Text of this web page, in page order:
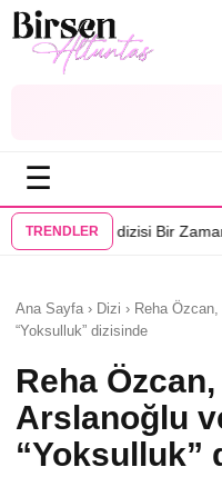
☰
TRENDLER
Bir Zamanlar Çukurova’nın
Ana Sayfa › Dizi › Reha
“Yoksulluk” dizisinde
Reha
Arslanoğlu
“Yoksulluk”